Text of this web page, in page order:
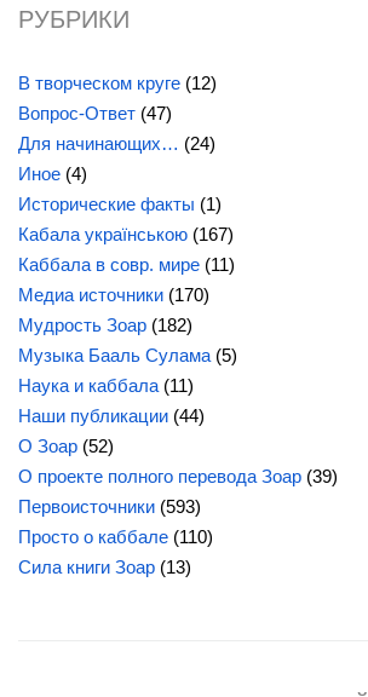
РУБРИКИ
В творческом круге (12)
Вопрос-Ответ (47)
Для начинающих… (24)
Иное (4)
Исторические факты (1)
Кабала українською (167)
Каббала в совр. мире (11)
Медиа источники (170)
Мудрость Зоар (182)
Музыка Бааль Сулама (5)
Наука и каббала (11)
Наши публикации (44)
О Зоар (52)
О проекте полного перевода Зоар (39)
Первоисточники (593)
Просто о каббале (110)
Сила книги Зоар (13)